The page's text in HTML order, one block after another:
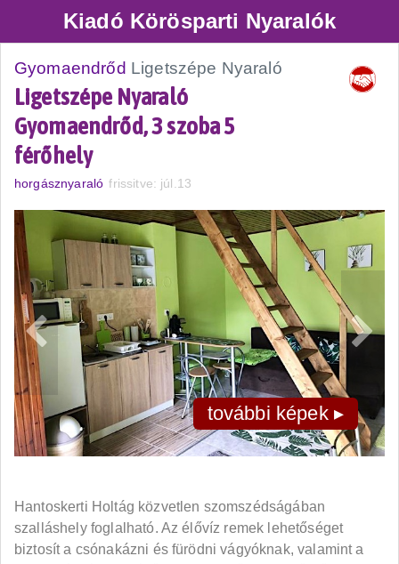
Kiadó Körösparti Nyaralók
Gyomaendrőd Ligetszépe Nyaraló
Ligetszépe Nyaraló
Gyomaendrőd, 3 szoba 5
férőhely
horgásznyaraló frissitve: júl.13
további képek ▸
Hantoskerti Holtág közvetlen szomszédságában
szalláshely foglalható. Az élővíz remek lehetőséget
biztosít a csónakázni és fürödni vágyóknak, valamint a